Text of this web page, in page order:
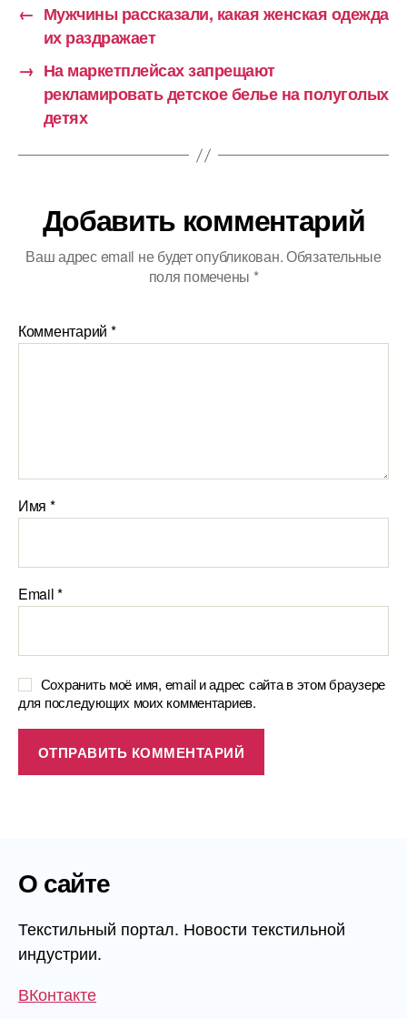
← Мужчины рассказали, какая женская одежда
их раздражает
→ На маркетплейсах запрещают
рекламировать детское белье на полуголых
детях
Добавить комментарий
Ваш адрес email не будет опубликован.Обязательные
поля помечены *
Комментарий *
Имя *
Email*
Сохранить моё имя, email и адрес сайта в этом браузере
для последующих моих комментариев.
О сайте
Текстильный портал. Новости текстильной
индустрии.
ВКонтакте